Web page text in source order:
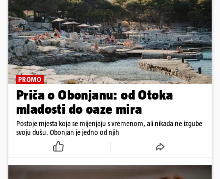
PROMO
Priča o Obonjanu: od Otoka
mladosti do oaze mira
Postoje mjesta koja se mijenjaju s vremenom, ali nikada ne izgube
svoju dušu. Obonjan je jedno od njih